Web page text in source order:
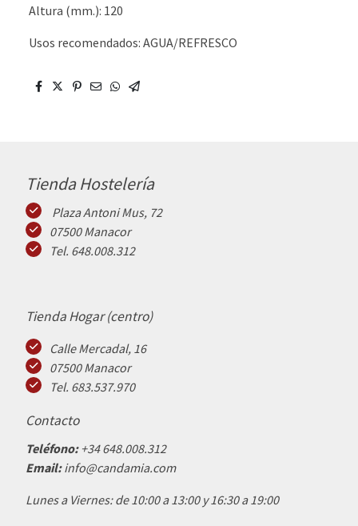
Altura (mm.): 120
Usos recomendados: AGUA/REFRESCO
Tienda Hostelería
Plaza Antoni Mus, 72
07500 Manacor
Tel. 648.008.312
Tienda Hogar (centro)
Calle Mercadal, 16
07500 Manacor
Tel. 683.537.970
Contacto
Teléfono: +34 648.008.312
Email:info@candamia.com
Lunes a Viernes: de 10:00 a 13:00 y 16:30 a 19:00